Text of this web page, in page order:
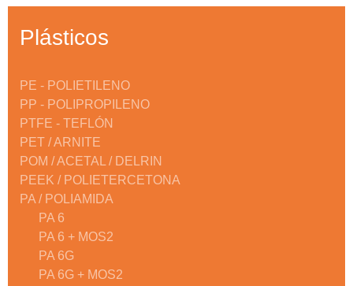
Plásticos
PE - POLIETILENO
PP - POLIPROPILENO
PTFE - TEFLÓN
PET / ARNITE
POM / ACETAL / DELRIN
PEEK / POLIETERCETONA
PA / POLIAMIDA
PA 6
PA 6 + MOS2
PA 6G
PA 6G + MOS2